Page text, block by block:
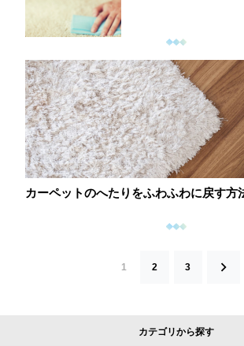
カーペットのへたりをふわふわに戻す方
1 2 3
カテゴリから探す